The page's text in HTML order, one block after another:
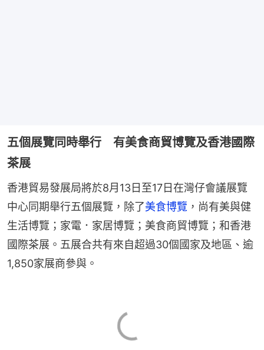
五個展覽同時舉行 有美食商貿博覽及香港國際
茶展
香港貿易發展局將於8月13日至17日在灣仔會議展覽
中心同期舉行五個展覽，除了美食博覽 ，尚有美與健
生活博覽；家電．家居博覽；美食商貿博覽；和香港
國際茶展。五展合共有來自超過30個國家及地區、逾
1,850家展商參與。